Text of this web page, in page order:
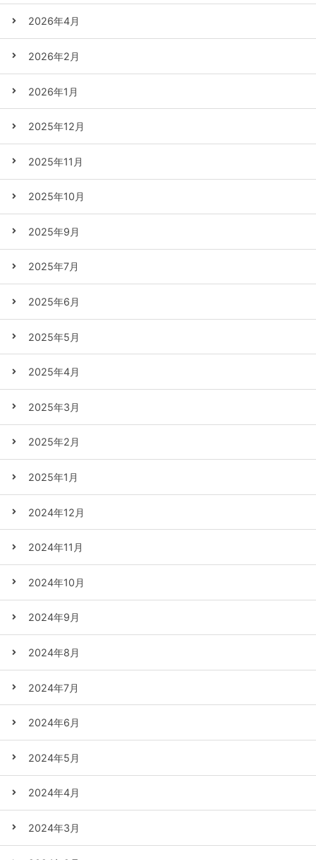
2026年4月
2026年2月
2026年1月
2025年12月
2025年11月
2025年10月
2025年9月
2025年7月
2025年6月
2025年5月
2025年4月
2025年3月
2025年2月
2025年1月
2024年12月
2024年11月
2024年10月
2024年9月
2024年8月
2024年7月
2024年6月
2024年5月
2024年4月
2024年3月